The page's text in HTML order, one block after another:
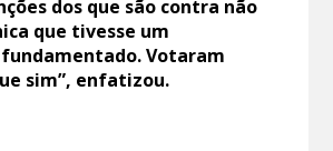
dos que são contra não
que tivesse um
Votaram
sim”, enfatizou.